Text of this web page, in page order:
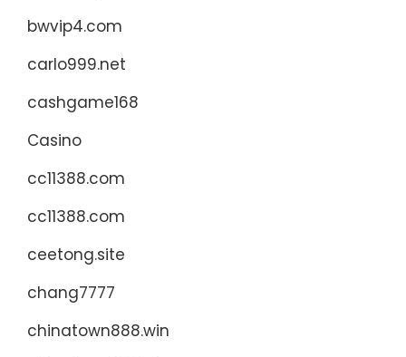
bwvip4.com
carlo999.net
cashgame168
Casino
cc11388.com
cc11388.com
ceetong.site
chang7777
chinatown888.win